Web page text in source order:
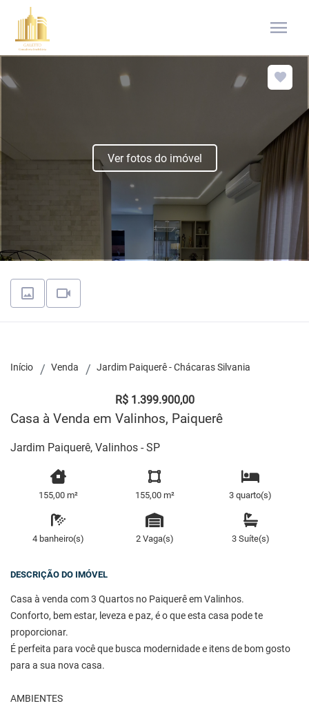
menu
Ver fotos do imóvel
Início Venda Jardim Paiquerê - Chácaras Silvania
R$ 1.399.900,00
Casa à Venda em Valinhos, Paiquerê
Jardim Paiquerê, Valinhos - SP
155,00 m² 155,00 m² 3 quarto(s)
4 banheiro(s) 2 Vaga(s) 3 Suíte(s)
DESCRIÇÃO DO IMÓVEL
Casa à venda com 3 Quartos no Paiquerê em Valinhos.
Conforto, bem estar, leveza e paz, é o que esta casa pode te
proporcionar.
É perfeita para você que busca modernidade e itens de bom gosto
para a sua nova casa.
AMBIENTES